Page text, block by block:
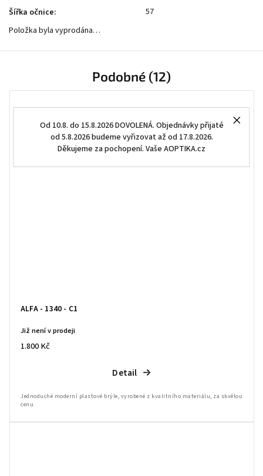
Od 10.8. do 15.8.2026 DOVOLENÁ. Objednávky přijaté
od 5.8.2026 budeme vyřizovat až od 17.8.2026.
Děkujeme za pochopení. Vaše AOPTIKA.cz
Šířka očnice:
57
Položka byla vyprodána…
Podobné (12)
ALFA - 1340 - C1
Již není v prodeji
1.800 Kč
Detail
Jednoduché moderní plastové brýle, vyrobené z kvalitního materiálu, za skvělou